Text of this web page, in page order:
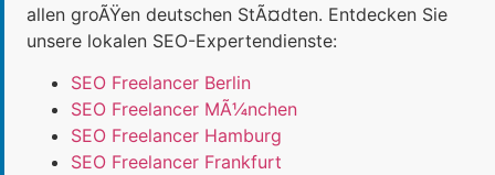
allen groÃŸen deutschen StÃ¤dten. Entdecken Sie
unsere lokalen SEO-Expertendienste:
SEO Freelancer Berlin
SEO Freelancer MÃ¼nchen
SEO Freelancer Hamburg
SEO Freelancer Frankfurt